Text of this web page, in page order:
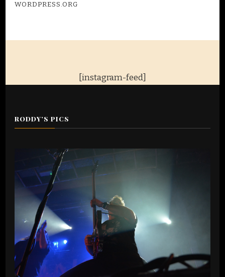
WORDPRESS.ORG
[instagram-feed]
RODDY’S PICS